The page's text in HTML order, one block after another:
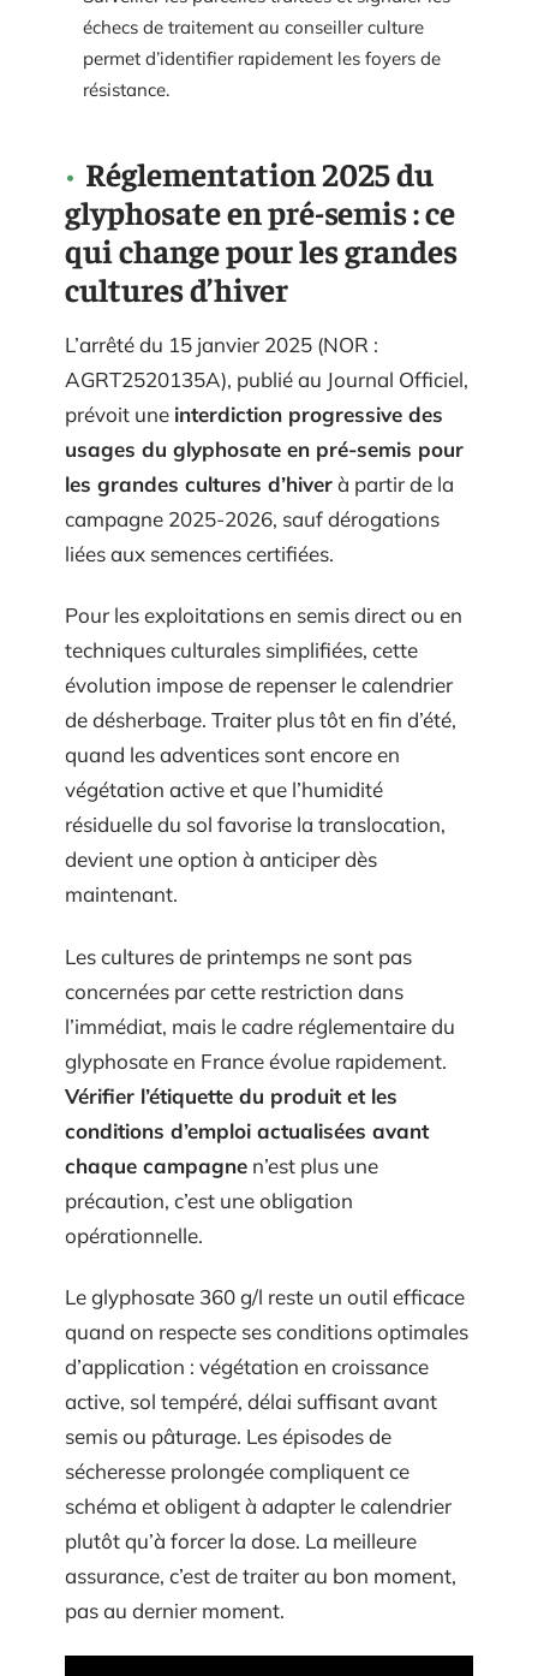
échecs de traitement au conseiller culture
permet d’identifier rapidement les foyers de
résistance.
Réglementation 2025 du
glyphosate en pré-semis : ce
qui change pour les grandes
cultures d’hiver
L’arrêté du 15 janvier 2025 (NOR :
AGRT2520135A), publié au Journal Officiel,
prévoit une interdiction progressive des
usages du glyphosate en pré-semis pour
les grandes cultures d’hiverà partir de la
campagne 2025-2026, sauf dérogations
liées aux semences certifiées.
Pour les exploitations en semis direct ou en
techniques culturales simplifiées, cette
évolution impose de repenser le calendrier
de désherbage. Traiter plus tôt en fin d’été,
quand les adventices sont encore en
végétation active et que l’humidité
résiduelle du sol favorise la translocation,
devient une option à anticiper dès
maintenant.
Les cultures de printemps ne sont pas
concernées par cette restriction dans
l’immédiat, mais le cadre réglementaire du
glyphosate en France évolue rapidement.
Vérifier l’étiquette du produit et les
conditions d’emploi actualisées avant
chaque campagne n’est plus une
précaution, c’est une obligation
opérationnelle.
Le glyphosate 360 g/l reste un outil efficace
quand on respecte ses conditions optimales
d’application : végétation en croissance
active, sol tempéré, délai suffisant avant
semis ou pâturage. Les épisodes de
sécheresse prolongée compliquent ce
schéma et obligent à adapter le calendrier
plutôt qu’à forcer la dose. La meilleure
assurance, c’est de traiter au bon moment,
pas au dernier moment.